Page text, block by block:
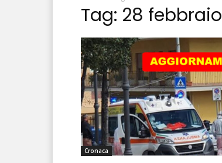
Tag: 28 febbraio
Cronaca